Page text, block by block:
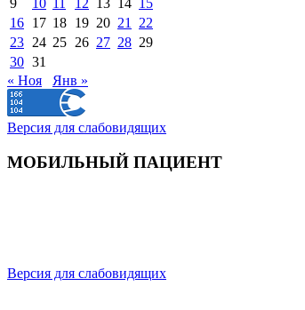
9
10 11 12 13 14 15
16 17 18 19 20 21
22
23 24 25 26 27 28 29
30 31
« Ноя
Янв »
Версия для слабовидящих
МОБИЛЬНЫЙ ПАЦИЕНТ
Версия для слабовидящих